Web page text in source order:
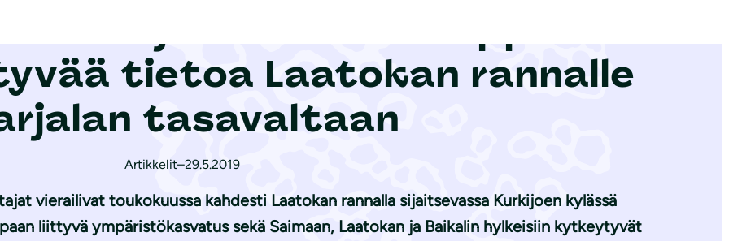
tietoa Laatokan rannalle
tasavaltaan
Artikkelit–29.5.2019
vierailivat toukokuussa kahdesti Laatokan rannalla sijaitsevassa Kurkijoen kylässä
liittyvä ympäristökasvatus sekä Saimaan, Laatokan ja Baikalin hylkeisiin kytkeytyvät